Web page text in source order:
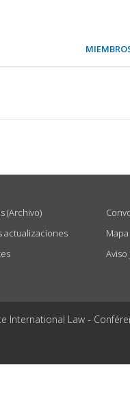
(Archivo)
actualizaciones
International Law -